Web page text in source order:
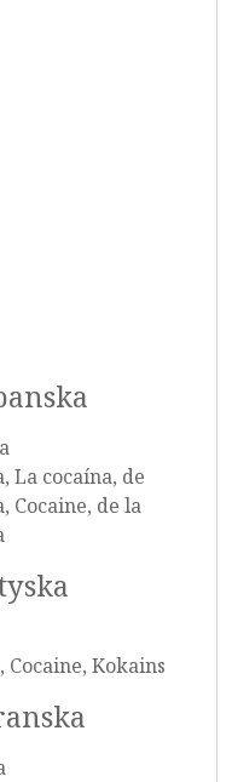
La cocaína, de
Cocaine, de la
Cocaine, Kokains